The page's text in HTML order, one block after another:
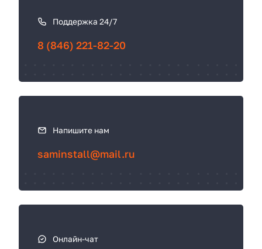
з
а
Поддержка 24/7
8 (846) 221-82-20
Напишите нам
sаminstall@mail.ru
Онлайн-чат